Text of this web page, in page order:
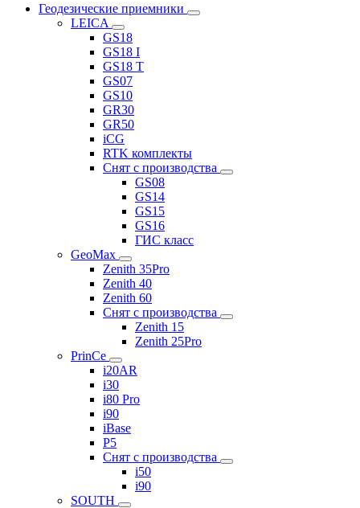
Геодезические приемники
LEICA
GS18
GS18 I
GS18 T
GS07
GS10
GR30
GR50
iCG
RTK комплекты
Снят с производства
GS08
GS14
GS15
GS16
ГИС класс
GeoMax
Zenith 35Pro
Zenith 40
Zenith 60
Снят с производства
Zenith 15
Zenith 25Pro
PrinCe
i20AR
i30
i80 Pro
i90
iBase
P5
Снят с производства
i50
i90
SOUTH